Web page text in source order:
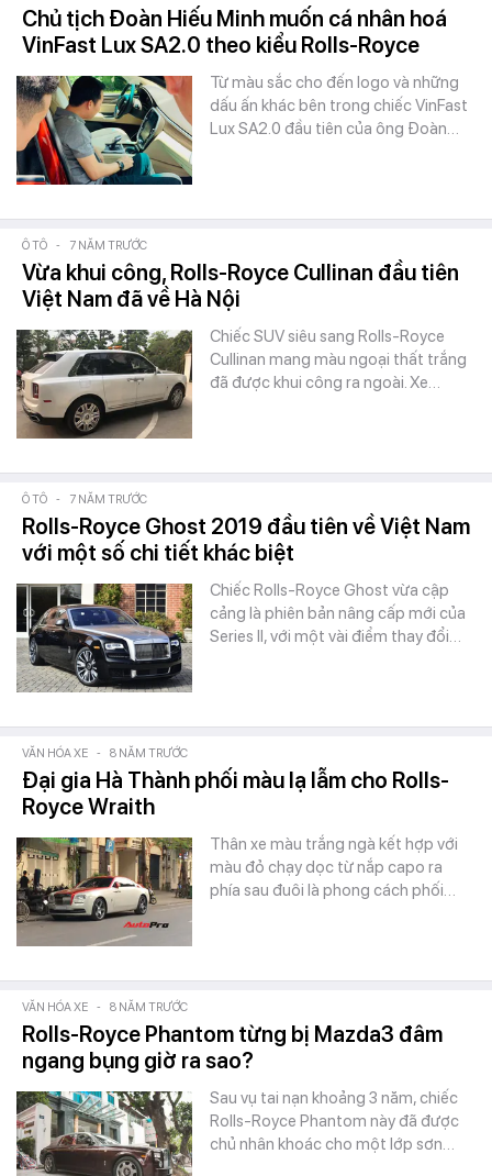
Chủ tịch Đoàn Hiếu Minh muốn cá nhân hoá
VinFast Lux SA2.0 theo kiểu Rolls-Royce
Từ màu sắc cho đến logo và những
dấu ấn khác bên trong chiếc VinFast
Lux SA2.0 đầu tiên của ông Đoàn…
Ô TÔ - 7 NĂM TRƯỚC
Vừa khui công, Rolls-Royce Cullinan đầu tiên
Việt Nam đã về Hà Nội
Chiếc SUV siêu sang Rolls-Royce
Cullinan mang màu ngoại thất trắng
đã được khui công ra ngoài. Xe…
Ô TÔ - 7 NĂM TRƯỚC
Rolls-Royce Ghost 2019 đầu tiên về Việt Nam
với một số chi tiết khác biệt
Chiếc Rolls-Royce Ghost vừa cập
cảng là phiên bản nâng cấp mới của
Series II, với một vài điểm thay đổi…
VĂN HÓA XE - 8 NĂM TRƯỚC
Đại gia Hà Thành phối màu lạ lẫm cho Rolls-
Royce Wraith
Thân xe màu trắng ngà kết hợp với
màu đỏ chạy dọc từ nắp capo ra
phía sau đuôi là phong cách phối…
VĂN HÓA XE - 8 NĂM TRƯỚC
Rolls-Royce Phantom từng bị Mazda3 đâm
ngang bụng giờ ra sao?
Sau vụ tai nạn khoảng 3 năm, chiếc
Rolls-Royce Phantom này đã được
chủ nhân khoác cho một lớp sơn…